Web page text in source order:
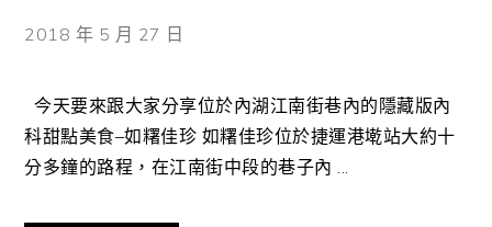
2018 年 5 月 27 日
今天要來跟大家分享位於內湖江南街巷內的隱藏版內
科甜點美食–如糬佳珍 如糬佳珍位於捷運港墘站大約十
分多鐘的路程，在江南街中段的巷子內 ...